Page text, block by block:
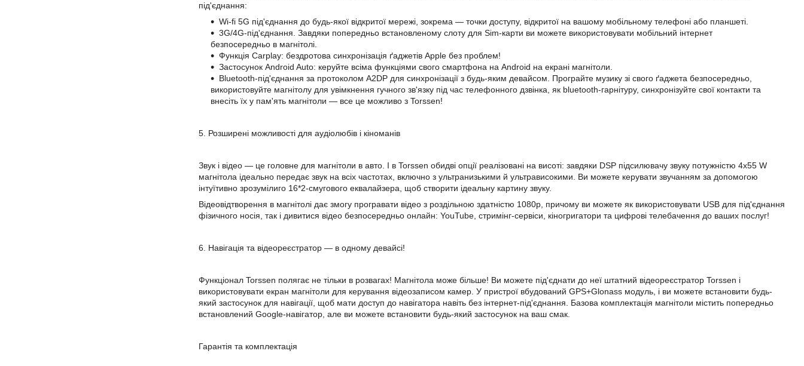
під'єднання:
Wi-fi 5G під'єднання до будь-якої відкритої мережі, зокрема — точки доступу, відкритої на вашому мобільному телефоні або планшеті.
3G/4G-під'єднання. Завдяки попередньо встановленому слоту для Sim-карти ви можете використовувати мобільний інтернет
безпосередньо в магнітолі.
Функція Carplay: бездротова синхронізація ґаджетів Apple без проблем!
Застосунок Android Auto: керуйте всіма функціями свого смартфона на Android на екрані магнітоли.
Bluetooth-під'єднання за протоколом A2DP для синхронізації з будь-яким девайсом. Програйте музику зі свого ґаджета безпосередньо,
використовуйте магнітолу для увімкнення гучного зв'язку під час телефонного дзвінка, як bluetooth-гарнітуру, синхронізуйте свої контакти та
внесіть їх у пам'ять магнітоли — все це можливо з Torssen!
5. Розширені можливості для аудіолюбів і кіноманів
Звук і відео — це головне для магнітоли в авто. І в Torssen обидві опції реалізовані на висоті: завдяки DSP підсилювачу звуку потужністю 4х55 W
магнітола ідеально передає звук на всіх частотах, включно з ультранизькими й ультрависокими. Ви можете керувати звучанням за допомогою
інтуїтивно зрозумілиго 16*2-смугового еквалайзера, щоб створити ідеальну картину звуку.
Відеовідтворення в магнітолі дає змогу програвати відео з роздільною здатністю 1080р, причому ви можете як використовувати USB для під'єднання
фізичного носія, так і дивитися відео безпосередньо онлайн: YouTube, стримінг-сервіси, кіногригатори та цифрові телебачення до ваших послуг!
6. Навігація та відеореєстратор — в одному девайсі!
Функціонал Torssen полягає не тільки в розвагах! Магнітола може більше! Ви можете під'єднати до неї штатний відеореєстратор Torssen і
використовувати екран магнітоли для керування відеозаписом камер. У пристрої вбудований GPS+Glonass модуль, і ви можете встановити будь-
який застосунок для навігації, щоб мати доступ до навігатора навіть без інтернет-під'єднання. Базова комплектація магнітоли містить попередньо
встановлений Google-навігатор, але ви можете встановити будь-який застосунок на ваш смак.
Гарантія та комплектація